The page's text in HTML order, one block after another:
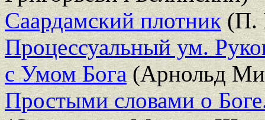
Саардамский плотник(П.
Процессуальный ум.
с Умом Бога(Арнольд
Простыми словами о